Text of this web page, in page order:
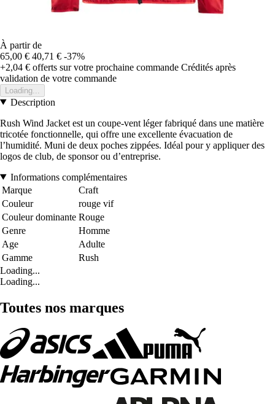
À partir de
65,00 € 40,71 € -37%
+2,04 € offerts sur votre prochaine commande Crédités après
validation de votre commande
Loading...
Description
Rush Wind Jacket est un coupe-vent léger fabriqué dans une matière
tricotée fonctionnelle, qui offre une excellente évacuation de
l’humidité. Muni de deux poches zippées. Idéal pour y appliquer des
logos de club, de sponsor ou d’entreprise.
Informations complémentaires
Marque
Craft
Couleur
rouge vif
Couleur dominante Rouge
Genre
Homme
Age
Adulte
Gamme
Rush
Loading...
Loading...
Toutes nos marques